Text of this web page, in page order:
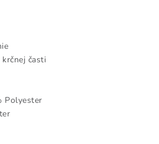
časti
Polyester